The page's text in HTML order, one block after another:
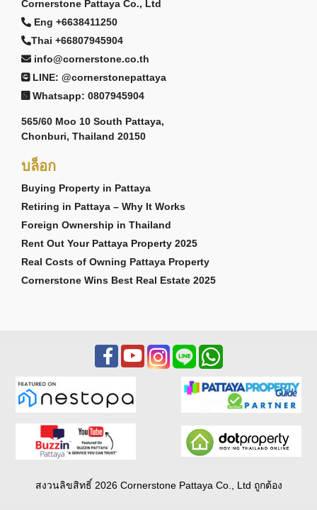
Cornerstone Pattaya Co., Ltd
Eng +6638411250
Thai +66807945904
info@cornerstone.co.th
LINE: @cornerstonepattaya
Whatsapp: 0807945904
565/60 Moo 10 South Pattaya,
Chonburi, Thailand 20150
บล็อก
Buying Property in Pattaya
Retiring in Pattaya – Why It Works
Foreign Ownership in Thailand
Rent Out Your Pattaya Property 2025
Real Costs of Owning Pattaya Property
Cornerstone Wins Best Real Estate 2025
สงวนลิขสิทธิ์ 2026 Cornerstone Pattaya Co., Ltd ถูกต้อง